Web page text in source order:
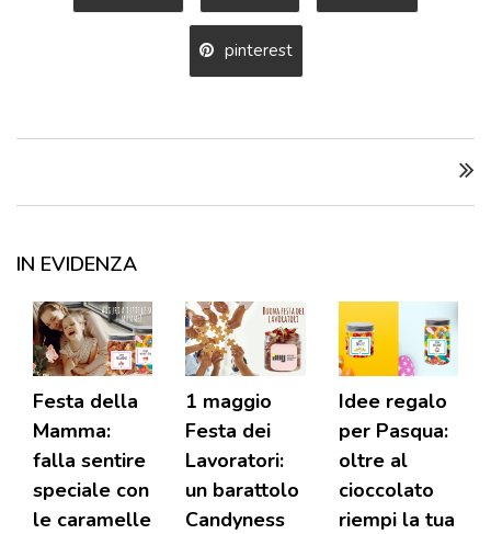
pinterest
IN EVIDENZA
Festa della
Mamma:
falla sentire
speciale con
le caramelle
1 maggio
Festa dei
Lavoratori:
un barattolo
Candyness
Idee regalo
per Pasqua:
oltre al
cioccolato
riempi la tua